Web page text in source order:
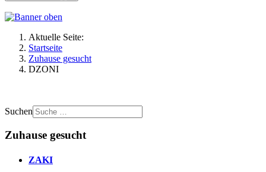
Aktuelle Seite:
Startseite
Zuhause gesucht
DZONI
Suchen
Zuhause gesucht
ZAKI